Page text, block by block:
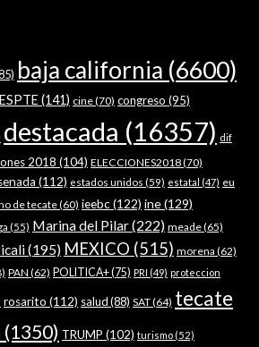
baja california (6600)
(141) cine(70) congreso (95)
destacada (16357) dif
2018 (104) ELECCIONES2018(70)
(112) estados unidos (59) estatal (47) eu
de tecate(60) ieebc(122) ine(129)
(55) Marina del Pilar(222) meade(65)
(195) MEXICO (515) morena (62)
PAN (62) POLITICA+(75) PRI (49) proteccion
rosarito (112) salud(88) SAT(64) tecate
(1350) TRUMP (102) turismo (52)